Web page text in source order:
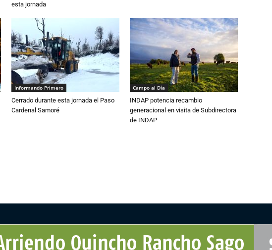
esta jornada
Informando Primero
Cerrado durante esta jornada el Paso
Cardenal Samoré
Campo al Día
INDAP potencia recambio
generacional en visita de Subdirectora
de INDAP